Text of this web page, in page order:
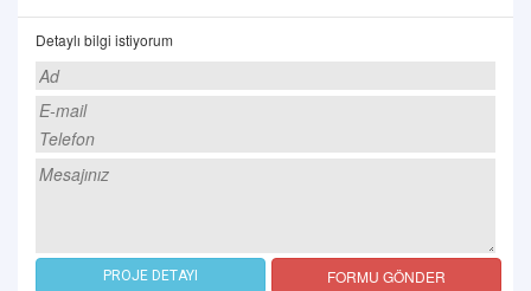
Detaylı bilgi istiyorum
PROJE DETAYI FORMU GÖNDER